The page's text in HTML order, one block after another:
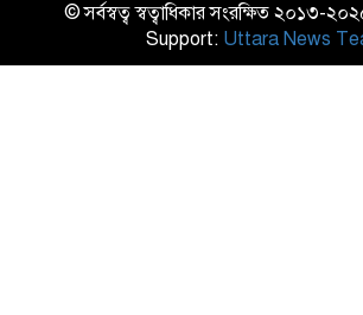
জুলাই স্মৃতি জাদুঘর
প্রধানমন্ত্রী
© সর্বস্বত্ব স্বত্বাধিকার সংরক্ষিত ২০১৩-
Support: Uttara News